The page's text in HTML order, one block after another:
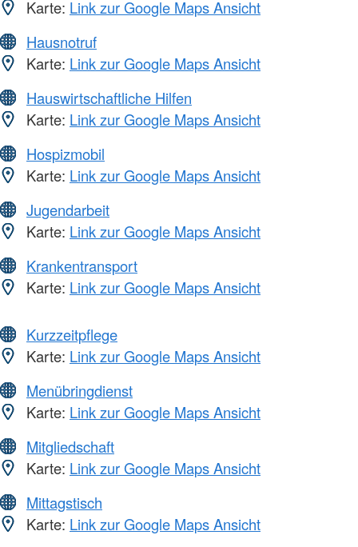
Karte: Link zur Google Maps Ansicht
Hausnotruf
Karte: Link zur Google Maps Ansicht
Hauswirtschaftliche Hilfen
Karte: Link zur Google Maps Ansicht
Hospizmobil
Karte: Link zur Google Maps Ansicht
Jugendarbeit
Karte: Link zur Google Maps Ansicht
Krankentransport
Karte: Link zur Google Maps Ansicht
Kurzzeitpflege
Karte: Link zur Google Maps Ansicht
Menübringdienst
Karte: Link zur Google Maps Ansicht
Mitgliedschaft
Karte: Link zur Google Maps Ansicht
Mittagstisch
Karte: Link zur Google Maps Ansicht